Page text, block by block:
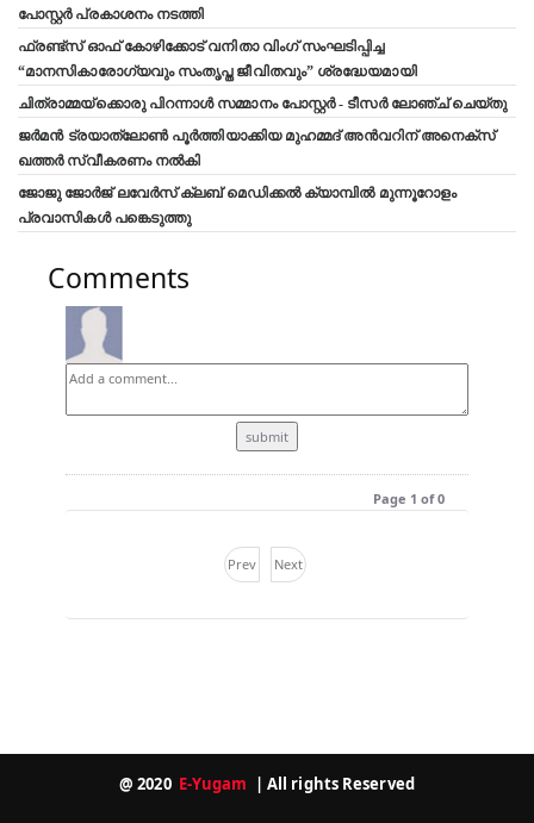
പോസ്റ്റർ പ്രകാശനം നടത്തി
ഫ്രണ്ട്സ് ഓഫ് കോഴിക്കോട് വനിതാ വിംഗ് സംഘടിപ്പിച്ച
“മാനസികാരോഗ്യവും സംതൃപ്ത ജീവിതവും” ശ്രദ്ധേയമായി
ചിത്രാമ്മയ്ക്കൊരു പിറന്നാൾ സമ്മാനം പോസ്റ്റർ - ടീസർ ലോഞ്ച് ചെയ്തു
ജർമൻ ട്രയാത്‌ലോൺ പൂർത്തിയാക്കിയ മുഹമ്മദ് അൻവറിന് അനെക്സ്
ഖത്തർ സ്വീകരണം നൽകി
ജോജു ജോർജ് ലവേർസ് ക്ലബ്‌ മെഡിക്കൽ ക്യാമ്പിൽ മുന്നൂറോളം
പ്രവാസികൾ പങ്കെടുത്തു
Comments
Page 1 of 0
Prev Next
@ 2020 E-Yugam | All rights Reserved